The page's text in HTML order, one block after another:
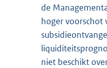
de
hoger voorschot
niet beschikt